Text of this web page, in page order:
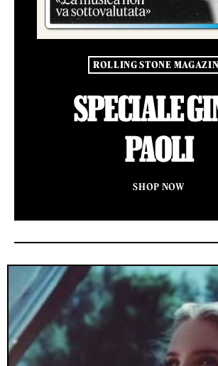
ROLLING STONE
SPECIALE
PAOLI
SHOP NOW